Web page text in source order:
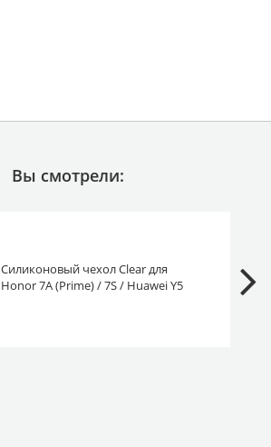
Вы смотрели:
Силиконовый чехол Clear для
Honor 7A (Prime) / 7S / Huawei Y5